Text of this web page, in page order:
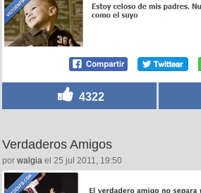
4322
Verdaderos Amigos
por walgia el 25 jul 2011, 19:50